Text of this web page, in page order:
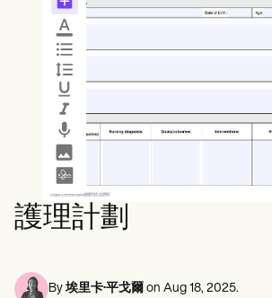
Community
單人練習者
言語病理學家
心理健康專業人員
社會工作者
營養師和營養學家
物理治療師
按摩治療師
職業治療師
Automatic reminders
Client messaging
SMS and email
Telehealth video
In session notes
AI Scribe
Clinical notes
ePrescribe
Treatment plans
Invoicing and payments
Insurance claims
診所管理
合規與安全
Carepatron AI
查看完整工作流程
Mental health
Psychologists
Therapists
Dentists
Nurse practitioners
Nurses
Physicians
Psychiatrists
Allied
Dietitians
Nutritionists
Occupational therapists
Physical therapists
Social workers
Speech therapists
Wellness
Acupuncturists
Chiropractors
Health coaches
Life coaches
Massage therapists
Personal trainers
Get started for free
登入
護理計劃
By 埃里卡·平戈爾 on Aug 18, 2025.